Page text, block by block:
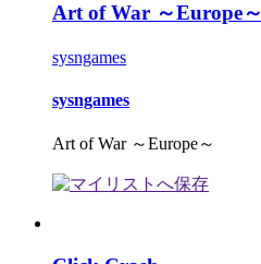
Art of War ～Europe～
sysngames
sysngames
Art of War ～Europe～